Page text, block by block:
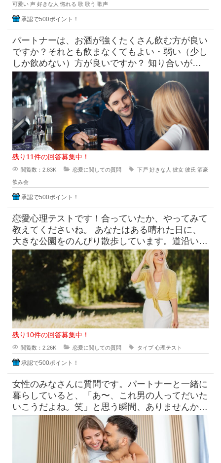
可愛い 声 好きな人 惚れる 歌 歌う 歌声
承認で500ポイント！
パートナーは、お酒が強くたくさん飲む方が良い
ですか？それとも飲まなくてもよい・弱い（少し
しか飲めない）方が良いですか？ 知り合いがお
付き合いする相手に求め
残り11件の回答募集中！
閲覧数：2.83K 恋愛に関しての質問 下戸 好きな人 彼女 彼氏 酒豪
飲み会
承認で500ポイント！
恋愛心理テストです！合っていたか、やってみて
教えてくださいね。 あなたはある晴れた日に、
大きな公園をのんびり散歩しています。道沿いに
咲く花を見ながら進んでいく
残り10件の回答募集中！
閲覧数：2.26K 恋愛に関しての質問 タイプ 心理テスト
承認で500ポイント！
女性のみなさんに質問です。パートナーと一緒に
暮らしていると、「あ〜、これ男の人ってだいた
いこうだよね。笑」と思う瞬間、ありませんか？
たとえば「なんで脱いだ靴